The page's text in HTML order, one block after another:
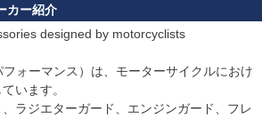
designed by motorcyclists
ォーマンス）は、モーターサイクルにおけ
います。
ラジエターガード、エンジンガード、フレ